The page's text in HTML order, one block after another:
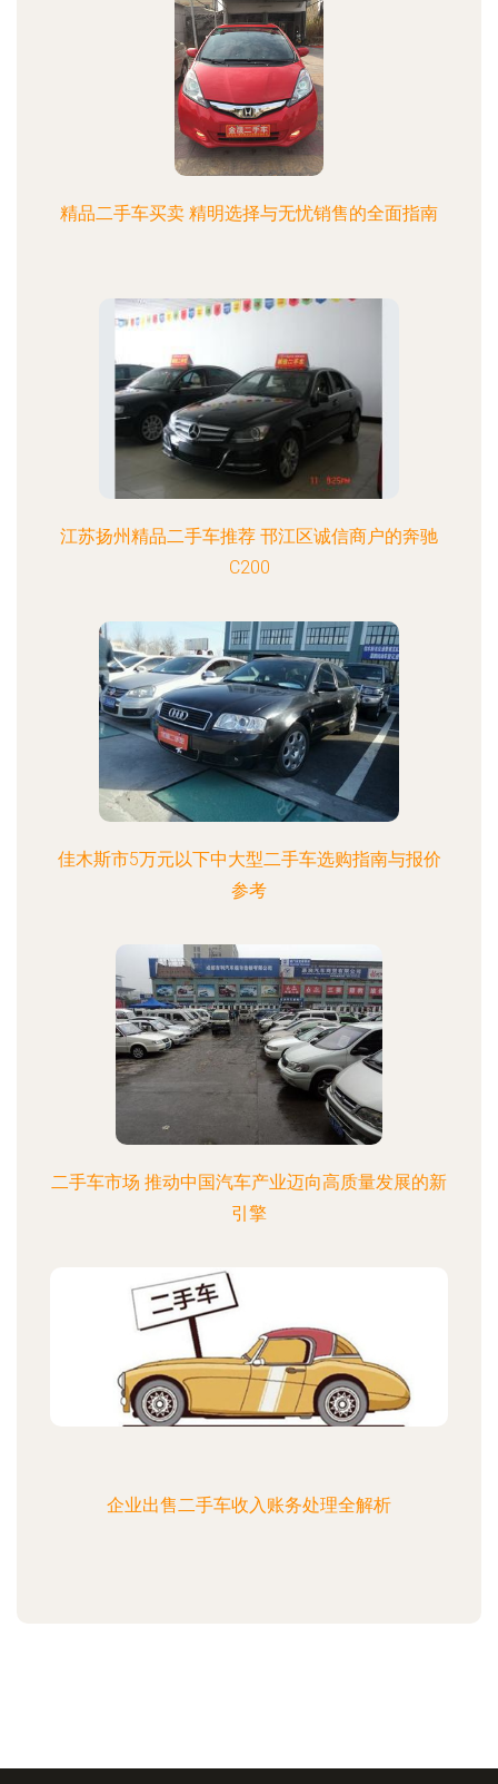
精品二手车买卖 精明选择与无忧销售的全面指南
江苏扬州精品二手车推荐 邗江区诚信商户的奔驰
C200
佳木斯市5万元以下中大型二手车选购指南与报价
参考
二手车市场 推动中国汽车产业迈向高质量发展的新
引擎
企业出售二手车收入账务处理全解析